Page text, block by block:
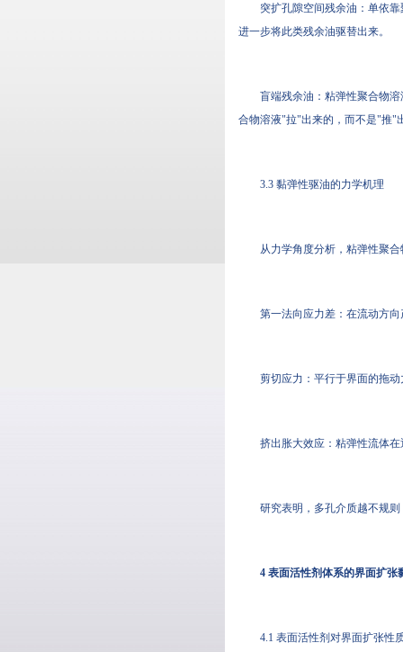
突扩孔隙空间残余油：单依
进一步将此类残余油驱替出来。
盲端残余油：粘弹性聚合物
合物溶液"拉"出来的，而不是"推"
3.3 黏弹性驱油的力学机理
从力学角度分析，粘弹性聚
第一法向应力差：在流动方
剪切应力：平行于界面的拖
挤出胀大效应：粘弹性流体
研究表明，多孔介质越不规
4 表面活性剂体系的界面扩张
4.1 表面活性剂对界面扩张性